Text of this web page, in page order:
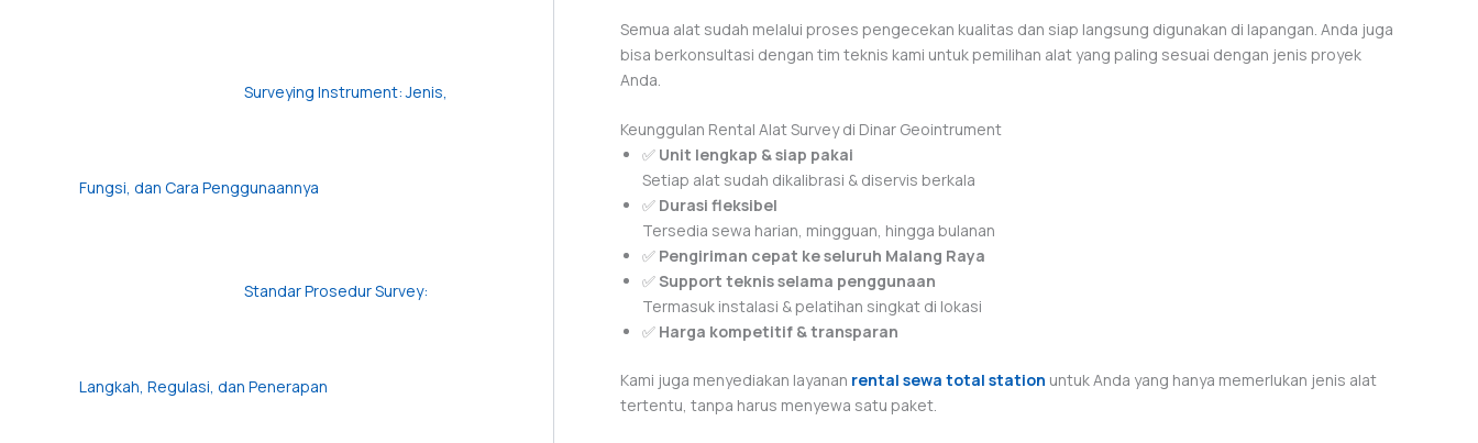
Surveying Instrument: Jenis,
Fungsi, dan Cara Penggunaannya
Standar Prosedur Survey:
Langkah, Regulasi, dan Penerapan
Semua alat sudah melalui proses pengecekan kualitas dan siap langsung digunakan di lapangan. Anda juga
bisa berkonsultasi dengan tim teknis kami untuk pemilihan alat yang paling sesuai dengan jenis proyek
Anda.
Keunggulan Rental Alat Survey di Dinar Geointrument
✅ Unit lengkap & siap pakai
Setiap alat sudah dikalibrasi & diservis berkala
✅ Durasi fleksibel
Tersedia sewa harian, mingguan, hingga bulanan
✅ Pengiriman cepat ke seluruh Malang Raya
✅Support teknis selama penggunaan
Termasuk instalasi & pelatihan singkat di lokasi
✅ Harga kompetitif & transparan
Kami juga menyediakan layanan rental sewa total station untuk Anda yang hanya memerlukan jenis alat
tertentu, tanpa harus menyewa satu paket.